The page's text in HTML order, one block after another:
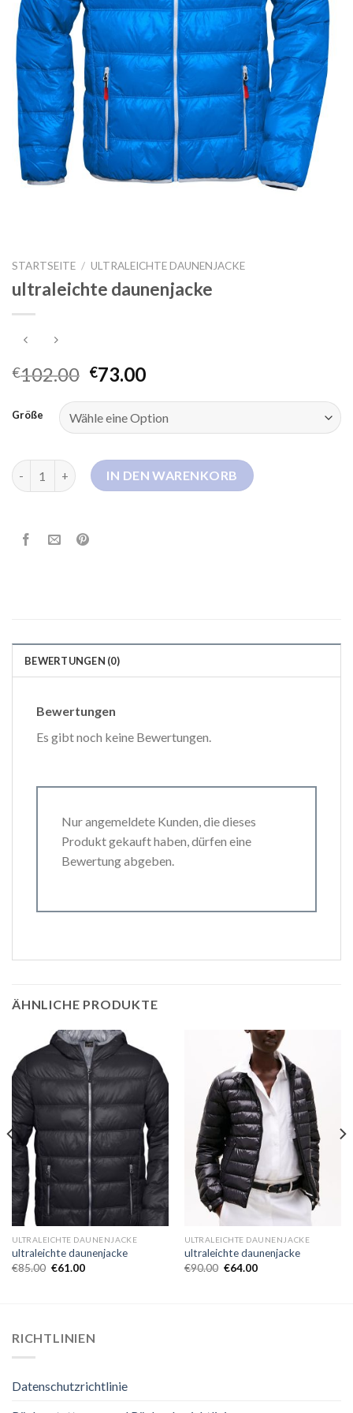
STARTSEITE / ULTRALEICHTE DAUNENJACKE
ultraleichte daunenjacke
€102.00 €73.00
Größe
ultraleichte daunenjacke Menge
IN DEN WARENKORB
BEWERTUNGEN (0)
Bewertungen
Es gibt noch keine Bewertungen.
Nur angemeldete Kunden, die dieses
Produkt gekauft haben, dürfen eine
Bewertung abgeben.
ÄHNLICHE PRODUKTE
ULTRALEICHTE DAUNENJACKE
ultraleichte daunenjacke
€85.00 €61.00
ULTRALEICHTE DAUNENJACKE
ultraleichte daunenjacke
€90.00 €64.00
RICHTLINIEN
Datenschutzrichtlinie